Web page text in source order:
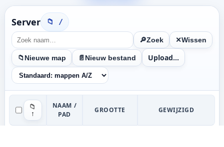
Server /
Zoek Wissen
Nieuwe map Nieuw bestand Upload…
📁
↑
NAAM /
PAD
GROOTTE GEWIJZIGD